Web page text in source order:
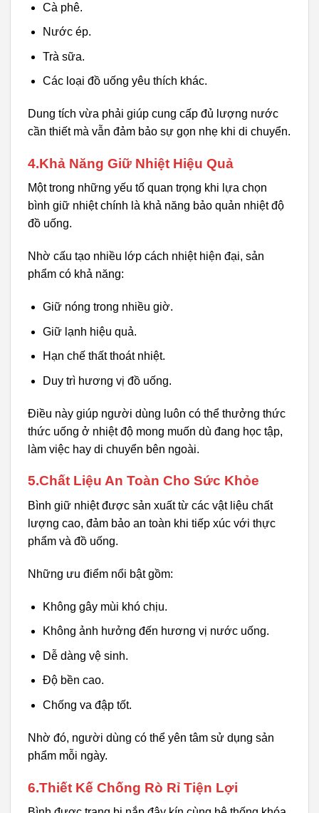
Cà phê.
Nước ép.
Trà sữa.
Các loại đồ uống yêu thích khác.
Dung tích vừa phải giúp cung cấp đủ lượng nước
cần thiết mà vẫn đảm bảo sự gọn nhẹ khi di chuyển.
4.Khả Năng Giữ Nhiệt Hiệu Quả
Một trong những yếu tố quan trọng khi lựa chọn
bình giữ nhiệt chính là khả năng bảo quản nhiệt độ
đồ uống.
Nhờ cấu tạo nhiều lớp cách nhiệt hiện đại, sản
phẩm có khả năng:
Giữ nóng trong nhiều giờ.
Giữ lạnh hiệu quả.
Hạn chế thất thoát nhiệt.
Duy trì hương vị đồ uống.
Điều này giúp người dùng luôn có thể thưởng thức
thức uống ở nhiệt độ mong muốn dù đang học tập,
làm việc hay di chuyển bên ngoài.
5.Chất Liệu An Toàn Cho Sức Khỏe
Bình giữ nhiệt được sản xuất từ các vật liệu chất
lượng cao, đảm bảo an toàn khi tiếp xúc với thực
phẩm và đồ uống.
Những ưu điểm nổi bật gồm:
Không gây mùi khó chịu.
Không ảnh hưởng đến hương vị nước uống.
Dễ dàng vệ sinh.
Độ bền cao.
Chống va đập tốt.
Nhờ đó, người dùng có thể yên tâm sử dụng sản
phẩm mỗi ngày.
6.Thiết Kế Chống Rò Rỉ Tiện Lợi